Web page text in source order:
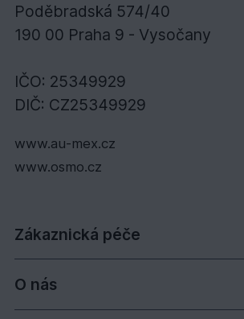
Poděbradská 574/40
190 00 Praha 9 - Vysočany
IČO: 25349929
DIČ: CZ25349929
www.au-mex.cz
www.osmo.cz
Zákaznická péče
O nás